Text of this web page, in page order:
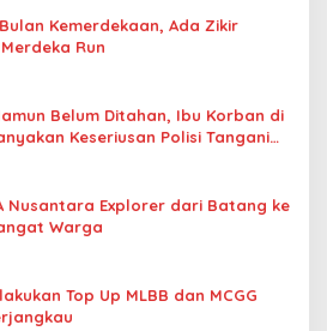
Kemerdekaan, Ada Zikir
Run
Belum Ditahan, Ibu Korban di
Keseriusan Polisi Tangani
Anaknya Hamil
Nusantara Explorer dari Batang ke
Warga
Top Up MLBB dan MCGG